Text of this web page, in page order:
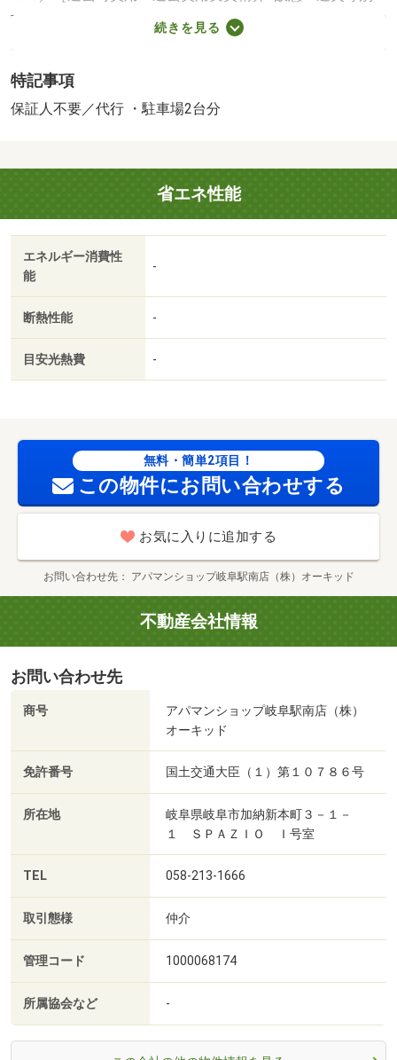
途実費］環境維持費：１ヶ月５５０円（税込）、鍵交換
費：ご契約時１６５００円（税込）、退去時清掃費：５２
数料：１６５００円（税込）、保証委託料：必要 保証会
社：プラザ賃貸保証／バストイレ別／エアコン／ＴＶイン
金・礼金不要／保証会社利用可/賃貸戸数:26戸
続きを見る
特記事項
保証人不要／代行 ・駐車場2台分
省エネ性能
エネルギー消費性
能
-
断熱性能 -
目安光熱費 -
無料・簡単2項目！
この物件にお問い合わせする
お気に入りに追加する
お問い合わせ先 アパマンショップ岐阜駅南店（株）オーキッド
不動産会社情報
お問い合わせ先
商号
アパマンショップ岐阜駅南店（株）
オーキッド
免許番号 国土交通大臣（１）第１０７８６号
所在地
岐阜県岐阜市加納新本町３－１－
１ ＳＰＡＺＩＯ Ｉ号室
TEL 058-213-1666
取引態様 仲介
管理コード 1000068174
所属協会など -